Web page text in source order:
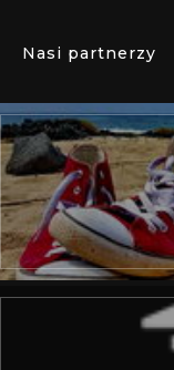
Nasi partnerzy